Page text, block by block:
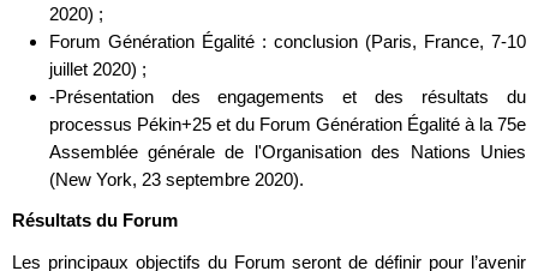
2020) ;
Forum Génération Égalité : conclusion (Paris, France, 7-10
juillet 2020) ;
-Présentation des engagements et des résultats du
processus Pékin+25 et du Forum Génération Égalité à la 75e
Assemblée générale de l'Organisation des Nations Unies
(New York, 23 septembre 2020).
Résultats du Forum
Les principaux objectifs du Forum seront de définir pour l’avenir